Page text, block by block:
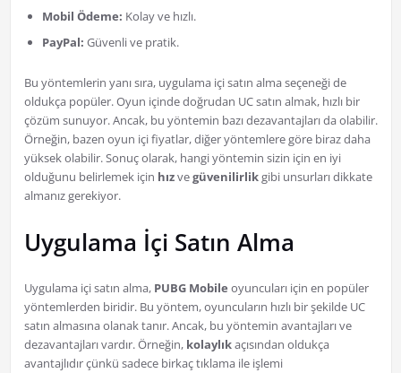
Mobil Ödeme: Kolay ve hızlı.
PayPal: Güvenli ve pratik.
Bu yöntemlerin yanı sıra, uygulama içi satın alma seçeneği de
oldukça popüler. Oyun içinde doğrudan UC satın almak, hızlı bir
çözüm sunuyor. Ancak, bu yöntemin bazı dezavantajları da olabilir.
Örneğin, bazen oyun içi fiyatlar, diğer yöntemlere göre biraz daha
yüksek olabilir. Sonuç olarak, hangi yöntemin sizin için en iyi
olduğunu belirlemek için hızvegüvenilirlikgibi unsurları dikkate
almanız gerekiyor.
Uygulama İçi Satın Alma
Uygulama içi satın alma, PUBG Mobile oyuncuları için en popüler
yöntemlerden biridir. Bu yöntem, oyuncuların hızlı bir şekilde UC
satın almasına olanak tanır. Ancak, bu yöntemin avantajları ve
dezavantajları vardır. Örneğin, kolaylıkaçısından oldukça
avantajlıdır çünkü sadece birkaç tıklama ile işlemi